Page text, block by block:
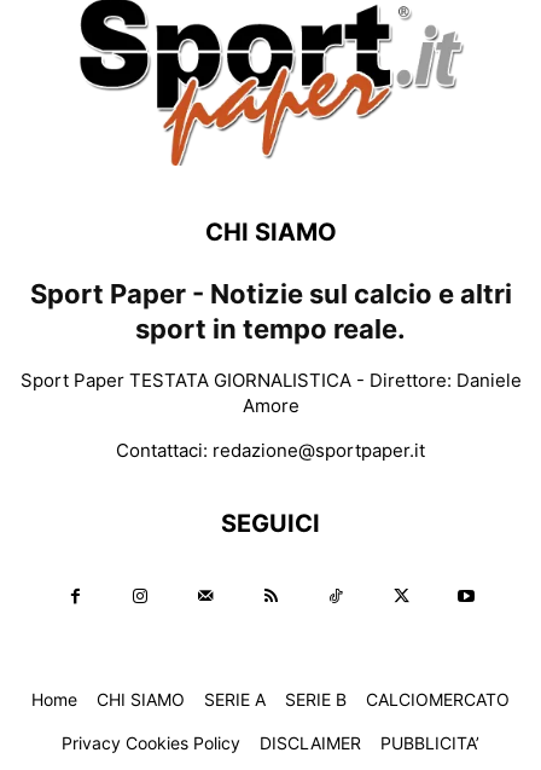
CHI SIAMO
Sport Paper - Notizie sul calcio e altri
sport in tempo reale.
Sport Paper TESTATA GIORNALISTICA - Direttore: Daniele
Amore
Contattaci: redazione@sportpaper.it
SEGUICI
Home CHI SIAMO SERIE A SERIE B CALCIOMERCATO
Privacy Cookies Policy DISCLAIMER PUBBLICITA’